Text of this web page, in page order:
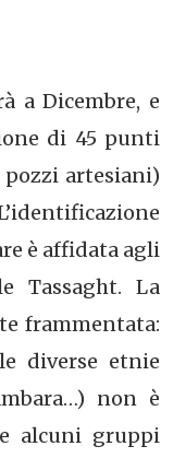
a Dicembre, e
di 45 punti
pozzi artesiani)
è affidata agli
Tassaght. La
frammentata:
diverse etnie
non è
alcuni gruppi